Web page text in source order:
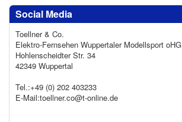
Social Media
Toellner & Co.
Elektro-Fernsehen Wuppertaler Modellsport oHG
Hohlenscheidter Str. 34
42349 Wuppertal
Tel.:+49 (0) 202 403233
E-Mail:toellner.co@t-online.de